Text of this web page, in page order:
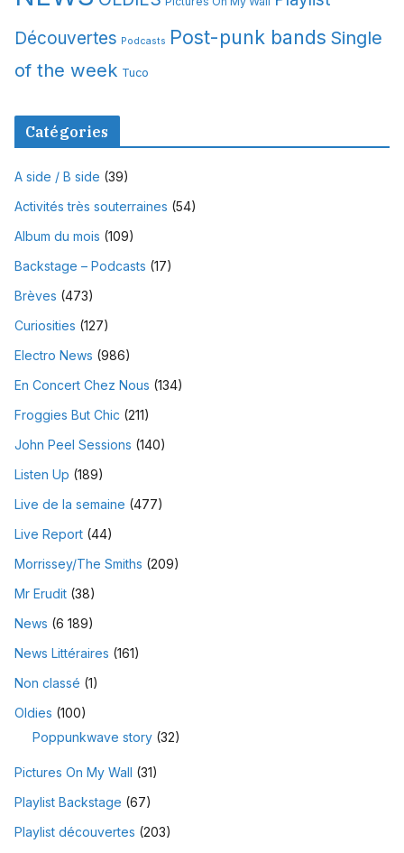
Découvertes Podcasts Post-punk bands Single
of the week Tuco
Catégories
A side / B side (39)
Activités très souterraines (54)
Album du mois (109)
Backstage – Podcasts (17)
Brèves (473)
Curiosities (127)
Electro News (986)
En Concert Chez Nous (134)
Froggies But Chic (211)
John Peel Sessions (140)
Listen Up (189)
Live de la semaine (477)
Live Report (44)
Morrissey/The Smiths (209)
Mr Erudit (38)
News (6 189)
News Littéraires (161)
Non classé (1)
Oldies (100)
Poppunkwave story (32)
Pictures On My Wall (31)
Playlist Backstage (67)
Playlist découvertes (203)